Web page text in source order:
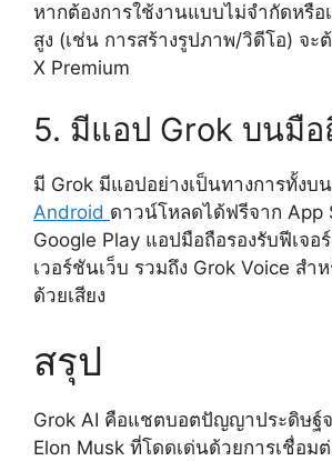
หากต้องการใช้งานแบบไม่จำกัดหรือ
สูง (เช่น การสร้างรูปภาพ/วิดีโอ) จะ
X Premium
5. มีแอป Grok บนมื
มี Grok มีแอปอย่างเป็นทางการทั้งบน
Android ดาวน์โหลดได้ฟรีจาก App
Google Play แอปมือถือรองรับฟีเจอ
เวอร์ชันเว็บ รวมถึง Grok Voice สำ
ด้วยเสียง
สรุป
Grok AI คือแชตบอตปัญญาประดิษฐ์
Elon Musk ที่โดดเด่นด้วยการเชื่อม